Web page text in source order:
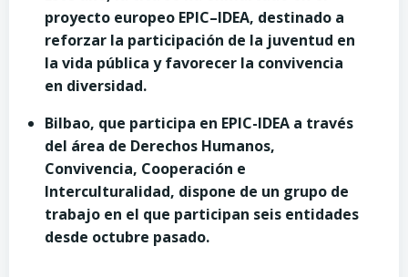
proyecto europeo EPIC–IDEA, destinado a
reforzar la participación de la juventud en
la vida pública y favorecer la convivencia
en diversidad.
Bilbao, que participa en EPIC-IDEA a través
del área de Derechos Humanos,
Convivencia, Cooperación e
Interculturalidad, dispone de un grupo de
trabajo en el que participan seis entidades
desde octubre pasado.